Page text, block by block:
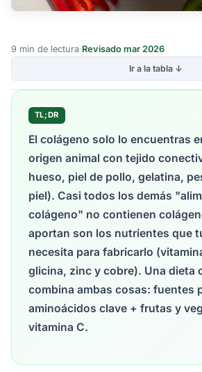
9 min de lectura·Revisado mar 2026
Ir a la tabla ↓
TL;DR
El colágeno solo lo encuentras
origen animal con tejido
hueso, piel de pollo, gelatina,
piel). Casi todos los demás
colágeno" no contienen
aportan son los nutrientes que
necesita para fabricarlo
glicina, zinc y cobre). Una dieta
combina ambas cosas: fuentes
aminoácidos clave + frutas y
vitamina C.